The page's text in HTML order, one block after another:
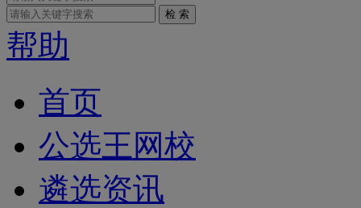
帮助
首页
公选王网校
遴选资讯